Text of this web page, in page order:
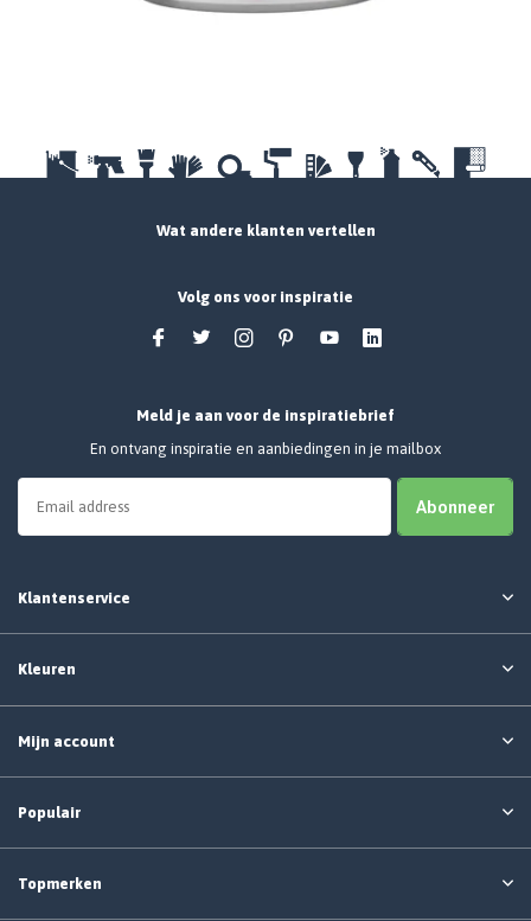
Wat andere klanten vertellen
Volg ons voor inspiratie
Meld je aan voor de inspiratiebrief
En ontvang inspiratie en aanbiedingen in je mailbox
Abonneer
Klantenservice
Kleuren
Mijn account
Populair
Topmerken